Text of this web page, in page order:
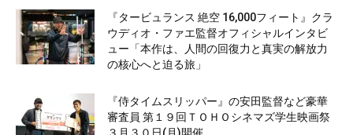
『タービュランス 絶空 16,000フィート』クラ
ウディオ・ファエ監督オフィシャルインタビ
ュー「本作は、人間の回復力と真実の解放力
の核心へと迫る旅」
『侍タイムスリッパー』の安田監督など豪華
審査員 第１９回ＴＯＨＯシネマズ学生映画祭